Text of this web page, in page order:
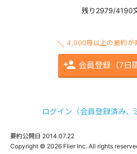
残り2979/4190
4,000冊以上の要約が
会員登録（7日
ログイン（会員登録済み、
要約公開日 2014.07.22